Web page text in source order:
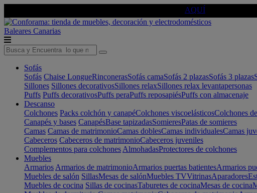
AQUÍ
Baleares Canarias
Sofás
Sofás Chaise LongueRinconerasSofás camaSofás 2 plazasSofás 3 plazas
Sillones Sillones decorativosSillones relaxSillones relax levantapersonas
Puffs Puffs decorativosPuffs peraPuffs reposapiésPuffs con almacenaje
Descanso
Colchones Packs colchón y canapéColchones viscoelásticosColchones
Canapés y bases CanapésBase tapizadasSomieresPatas de somieres
Camas Camas de matrimonioCamas doblesCamas individualesCamas
Cabeceros Cabeceros de matrimonioCabeceros juveniles
Complementos para colchones AlmohadasProtectores de colchones
Muebles
Armarios Armarios de matrimonioArmarios puertas batientesArmarios
Muebles de salón SillasMesas de salónMuebles TVVitrinasAparadores
Muebles de cocina Sillas de cocinasTaburetes de cocinaMesas de cocina